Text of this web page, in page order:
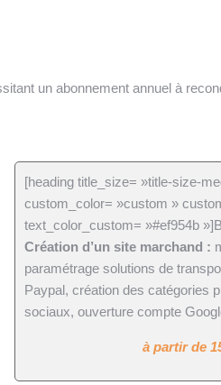
un abonnement annuel à
[heading title_size= »title-size-
custom_color= »custom »
text_color_custom= »#ef954b
Création d’un site marchand :
paramétrage solutions de
Paypal, création des catégories
sociaux, ouverture compte
à partir de